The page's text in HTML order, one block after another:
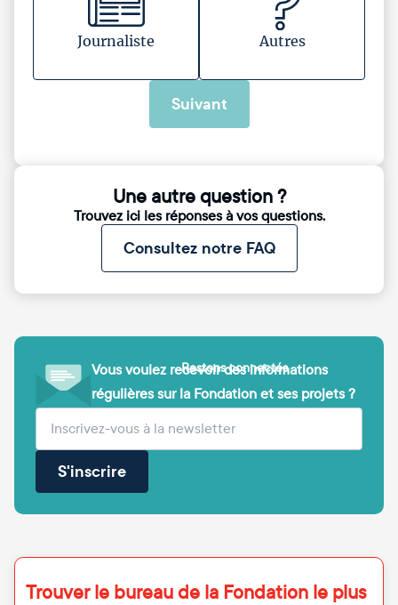
Journaliste Autres
Suivant
Une autre question ?
Trouvez ici les réponses à vos questions.
Consultez notre FAQ
Vous voulez recevoir des informations
régulières sur la Fondation et ses projets ?
Votre adresse e-mail (obligatoire)
S'inscrire
Restons connectés
Trouver le bureau de la Fondation le plus